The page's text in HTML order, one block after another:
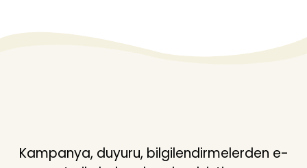
Kampanya, duyuru, bilgilendirmelerden e-